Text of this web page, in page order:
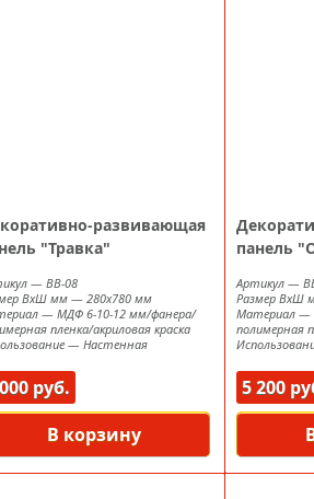
развивающая
"Травка"
— ВВ-08
ВxШ мм— 280х780 мм
— МДФ 6-10-12 мм/фанера/
пленка/акриловая краска
— Настенная
руб.
В корзину
панель
Артикул —
Размер ВxШ
Материал —
полимерная
5 200